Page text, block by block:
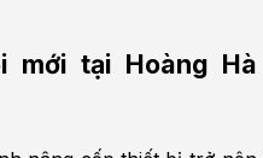
mới tại Hoàng Hà